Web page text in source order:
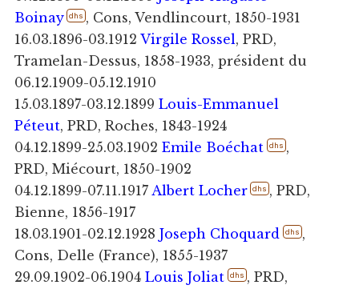
Boinay
dhs , Cons, Vendlincourt, 1850-1931
16.03.1896-03.1912 Virgile Rossel, PRD,
Tramelan-Dessus, 1858-1933, président du
06.12.1909-05.12.1910
15.03.1897-03.12.1899 Louis-Emmanuel
Péteut, PRD, Roches, 1843-1924
04.12.1899-25.03.1902 Emile Boéchat dhs ,
PRD, Miécourt, 1850-1902
04.12.1899-07.11.1917 Albert Locher dhs , PRD,
Bienne, 1856-1917
18.03.1901-02.12.1928 Joseph Choquard dhs ,
Cons, Delle (France), 1855-1937
29.09.1902-06.1904 Louis Joliat dhs , PRD,